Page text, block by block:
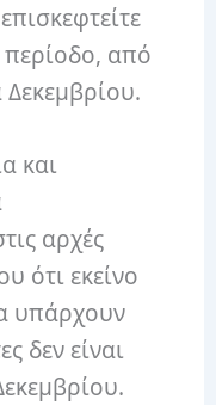
περίοδο, από
και
αρχές
ότι εκείνο
υπάρχουν
δεν είναι